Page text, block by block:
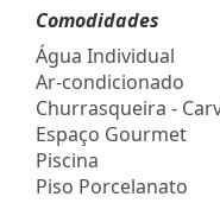
Comodidades
Água Individual
Ar-condicionado
Churrasqueira -
Espaço Gourmet
Piscina
Piso Porcelanato